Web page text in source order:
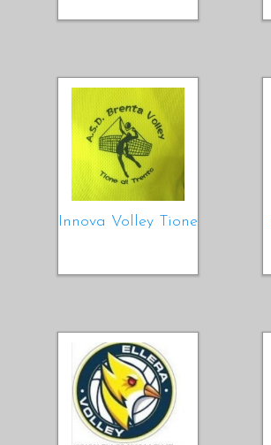
Innova Volley Tione